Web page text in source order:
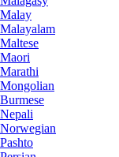
Malay
Malayalam
Maltese
Maori
Marathi
Mongolian
Burmese
Nepali
Norwegian
Pashto